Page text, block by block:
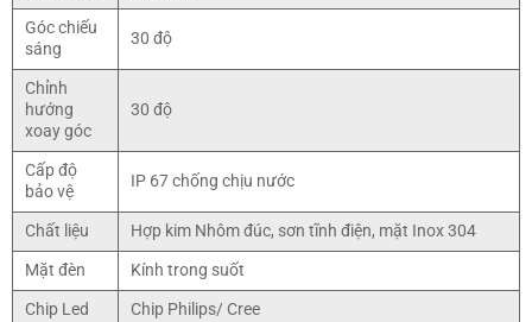
Góc chiếu
sáng
30 độ
Chỉnh
hướng
xoay góc
30 độ
Cấp độ
bảo vệ
IP 67 chống chịu nước
Chất liệu
Hợp kim Nhôm đúc, sơn tĩnh điện, mặt Inox 304
Mặt đèn
Kính trong suốt
Chip Led
Chip Philips/ Cree